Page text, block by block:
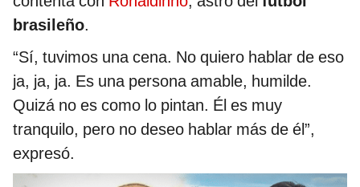
brasileño.
“Sí, tuvimos una cena. No quiero hablar de eso
ja, ja, ja. Es una persona amable, humilde.
Quizá no es como lo pintan. Él es muy
tranquilo, pero no deseo hablar más de él”,
expresó.